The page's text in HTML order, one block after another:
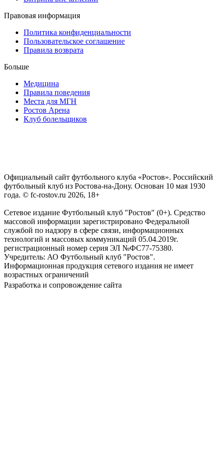
Правовая информация
Политика конфиденциальности
Пользовательское соглашение
Правила возврата
Больше
Медицина
Правила поведения
Места для МГН
Ростов Арена
Клуб болельщиков
Официальный сайт футбольного клуба «Ростов». Российский
футбольный клуб из Ростова-на-Дону. Основан 10 мая 1930
года. © fc-rostov.ru 2026, 18+
Сетевое издание Футбольный клуб "Ростов" (0+). Средство
массовой информации зарегистрировано Федеральной
службой по надзору в сфере связи, информационных
технологий и массовых коммуникаций 05.04.2019г.
регистрационный номер серия ЭЛ №ФС77-75380.
Учредитель: АО Футбольный клуб "Ростов".
Информационная продукция сетевого издания не имеет
возрастных ограничений
Разработка и сопровождение сайта